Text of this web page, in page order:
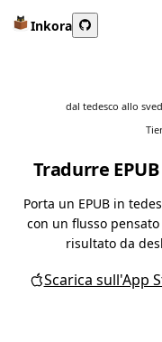
Inkora
dal tedesco allo
Tradurre
Porta un EPUB in
con un flusso
risultato da
Scarica sull'App